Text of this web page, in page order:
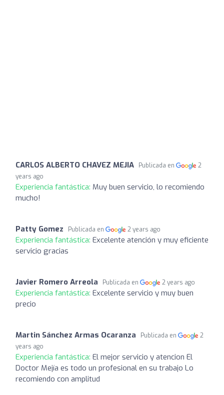
CARLOS ALBERTO CHAVEZ MEJIA Publicada en
2
years ago
Experiencia fantástica: Muy buen servicio, lo recomiendo
mucho!
Patty Gomez Publicada en 2 years ago
Experiencia fantástica: Excelente atención y muy eficiente
servicio gracias
Javier Romero Arreola Publicada en 2 years ago
Experiencia fantástica: Excelente servicio y muy buen
precio
Martin Sánchez Armas Ocaranza Publicada en
2
years ago
Experiencia fantástica: El mejor servicio y atencion El
Doctor Mejía es todo un profesional en su trabajo Lo
recomiendo con amplitud